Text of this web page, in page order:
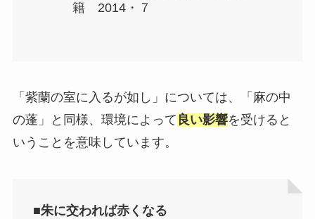
籍 2014・７
「紫蘭の室に入るが如し」については、「麻の中
の蓬」と同様、環境によって 良い影響を受けると
いうことを意味しています。
■朱に交われば赤くなる